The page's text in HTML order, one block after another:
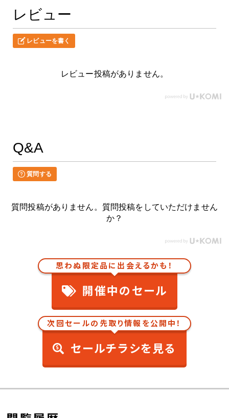
レビュー
レビューを書く
レビュー投稿がありません。
Q&A
質問する
質問投稿がありません。質問投稿をしていただけません
か？
思わぬ限定品に出会えるかも！
開催中のセール
次回セールの先取り情報を公開中！
セールチラシを見る